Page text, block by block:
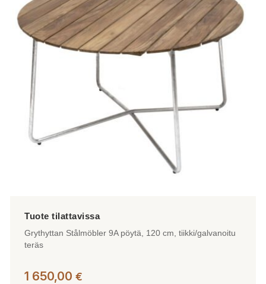
Grythyttan Stålmöbler 9A pöytä, 120 cm, tiikki/galvanoitu
teräs
1 650,00 €